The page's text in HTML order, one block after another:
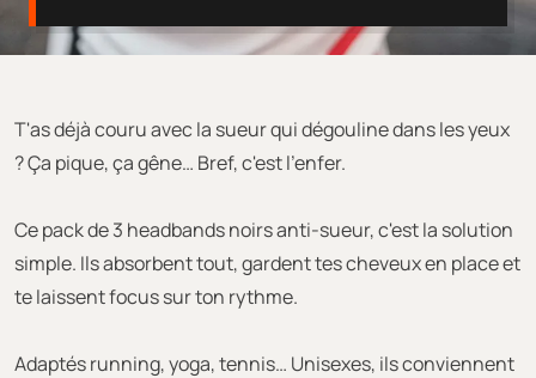
T'as déjà couru avec la sueur qui dégouline dans les yeux
? Ça pique, ça gêne… Bref, c'est l'enfer.
Ce pack de 3 headbands noirs anti-sueur, c'est la solution
simple. Ils absorbent tout, gardent tes cheveux en place et
te laissent focus sur ton rythme.
Adaptés running, yoga, tennis… Unisexes, ils conviennent